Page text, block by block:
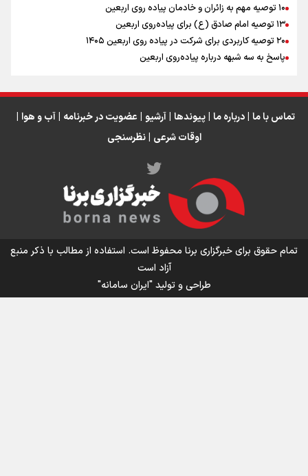
اینفو برنا / جدول کامل فاصله مرز شلمچه تا شهرهای زیارتی
عراق
اینفو برنا/ میزان مالیات بر ارزش افزوده چقدر است؟
۱۰ توصیه مهم به زائران و خادمان پیاده روی اربعین
۱۳ توصیه امام صادق (ع) برای پیاده‌روی اربعین
۲۰ توصیه کاربردی برای شرکت در پیاده روی اربعین ۱۴۰۵
پاسخ به سه‌ شبهه درباره پیاده‌روی اربعین
تماس با ما | درباره ما | پیوندها | آرشیو | عضویت در خبرنامه | آب و هوا |
اوقات شرعی | نظرسنجی
تمام حقوق برای خبرگزاری برنا محفوظ است. استفاده از مطالب با ذکر منبع
آزاد است
طراحی و تولید"ایران سامانه"